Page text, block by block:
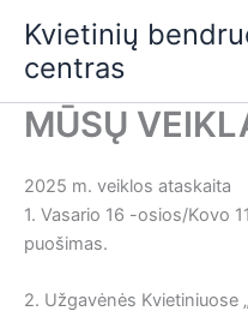
content
Kvietinių
centras
MŪSŲ
2025 m. veiklos ataskaita
1. Vasario 16 -osios/Kovo
puošimas.
2. Užgavėnės Kvietiniuose